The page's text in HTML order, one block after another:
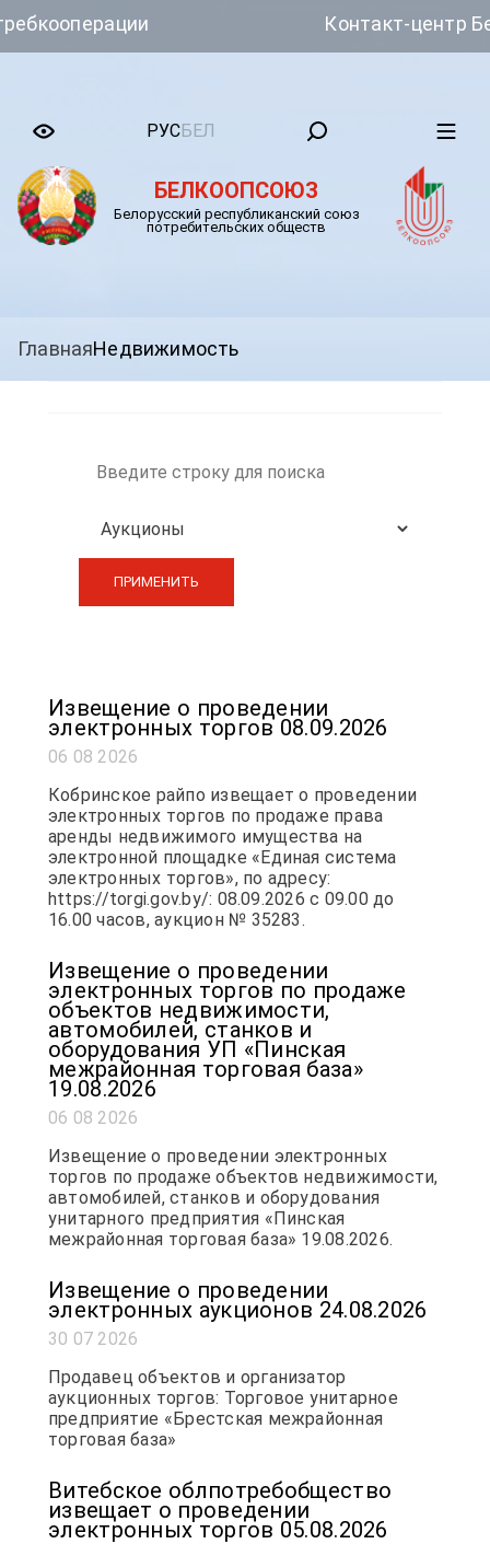
Контакт-центр
БЕЛКООПСОЮЗ
Белорусский республиканский союз
потребительских обществ
РУСБЕЛ
ГлавнаяНедвижимость
Извещение о проведении
электронных торгов 08.09.2026
06 08 2026
Кобринское райпо извещает о проведении
электронных торгов по продаже права
аренды недвижимого имущества на
электронной площадке «Единая система
электронных торгов», по адресу:
https://torgi.gov.by/: 08.09.2026 с 09.00 до
16.00 часов, аукцион № 35283.
Извещение о проведении
электронных торгов по продаже
объектов недвижимости,
автомобилей, станков и
оборудования УП «Пинская
межрайонная торговая база»
19.08.2026
06 08 2026
Извещение о проведении электронных
торгов по продаже объектов недвижимости,
автомобилей, станков и оборудования
унитарного предприятия «Пинская
межрайонная торговая база» 19.08.2026.
Извещение о проведении
электронных аукционов 24.08.2026
30 07 2026
Продавец объектов и организатор
аукционных торгов: Торговое унитарное
предприятие «Брестская межрайонная
торговая база»
Витебское облпотребобщество
извещает о проведении
электронных торгов 05.08.2026
ПРИМЕНИТЬ